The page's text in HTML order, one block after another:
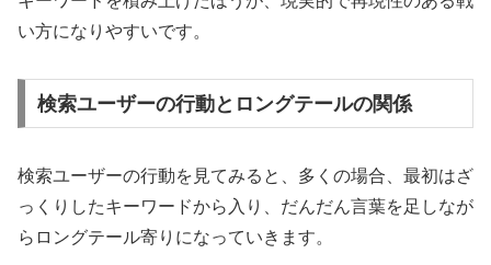
い方になりやすいです。
検索ユーザーの行動とロングテールの関係
検索ユーザーの行動を見てみると、多くの場合、最初はざ
っくりしたキーワードから入り、だんだん言葉を足しなが
らロングテール寄りになっていきます。